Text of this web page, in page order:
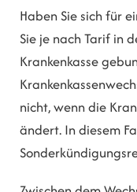
Haben Sie sich für
Sie je nach Tarif in
Krankenkasse
nicht, wenn die
ändert. In diesem